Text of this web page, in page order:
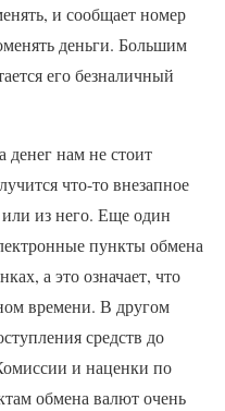
и сообщает номер
деньги. Большим
его безналичный
денег нам не стоит
что-то внезапное
из него. Еще один
пункты обмена
а это означает, что
времени. В другом
средств до
и наценки по
обмена валют очень